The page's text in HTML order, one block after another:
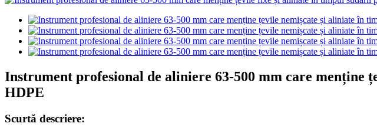
Instrument profesional de aliniere 63-500 mm care
HDPE
Scurtă descriere: